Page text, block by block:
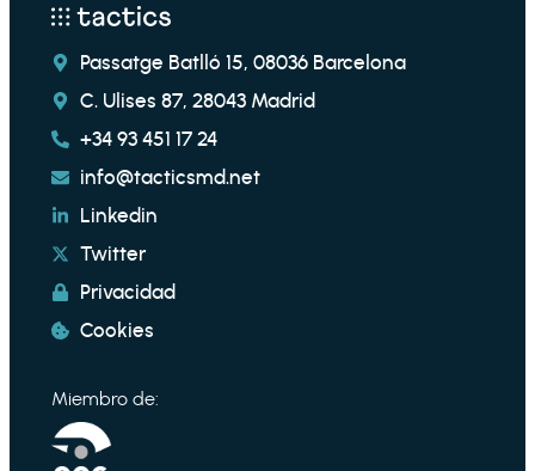
Passatge Batlló 15, 08036 Barcelona
C. Ulises 87, 28043 Madrid
+34 93 451 17 24
info@tacticsmd.net
Linkedin
Twitter
Privacidad
Cookies
Miembro de: